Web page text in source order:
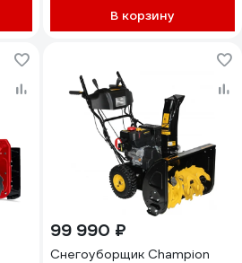
В корзину
99 990 ₽
Снегоуборщик Champion